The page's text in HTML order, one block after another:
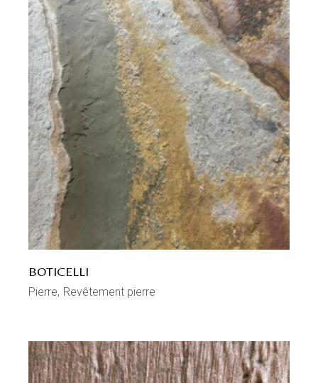
BOTICELLI
Pierre Revêtement pierre